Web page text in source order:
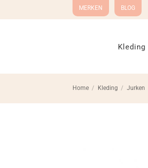
MERKEN BLOG
Kleding
Home / Kleding / Jurken